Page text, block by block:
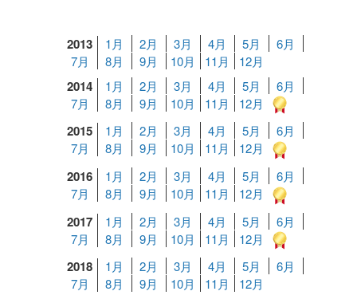
2013 1月 2月 3月 4月 5月
6月
7月
8月 9月 10月 11月 12月
2014 1月 2月 3月 4月 5月
6月
7月
8月 9月 10月 11月 12月
2015 1月 2月 3月 4月 5月
6月
7月
8月 9月 10月 11月 12月
2016 1月 2月 3月 4月 5月
6月
7月
8月 9月 10月 11月 12月
2017 1月 2月 3月 4月 5月
6月
7月
8月 9月 10月 11月 12月
2018 1月 2月 3月 4月 5月
6月
7月
8月 9月 10月 11月 12月